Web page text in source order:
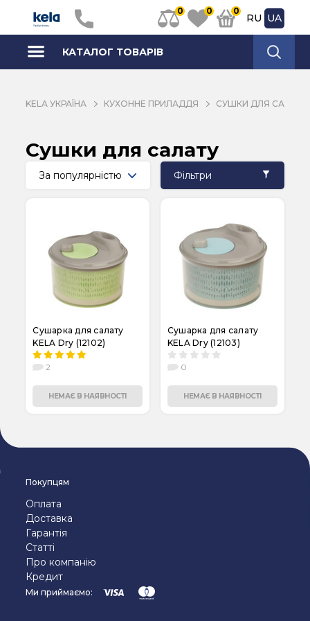
0 0 0
RU UA
КАТАЛОГ ТОВАРІВ
KELA УКРАЇНА КУХОННЕ ПРИЛАДДЯ СУШКИ ДЛЯ САЛАТУ
Сушки для салату
Фільтри
Сушарка для салату
KELA Dry (12102)
2
НЕМАЄ В НАЯВНОСТІ
Сушарка для салату
KELA Dry (12103)
0
НЕМАЄ В НАЯВНОСТІ
Покупцям
Оплата
Доставка
Гарантія
Статті
Про компанію
Кредит
Ми приймаємо: